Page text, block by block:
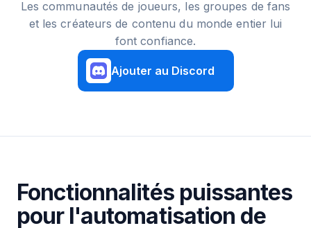
Les communautés de joueurs, les groupes de fans
et les créateurs de contenu du monde entier lui
font confiance.
Ajouter au Discord
Fonctionnalités puissantes
pour l'automatisation de